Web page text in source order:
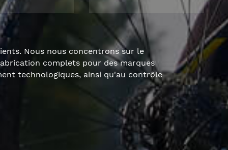
Nous nous concentrons sur le
complets pour des marques
technologiques, ainsi qu'au contrôle